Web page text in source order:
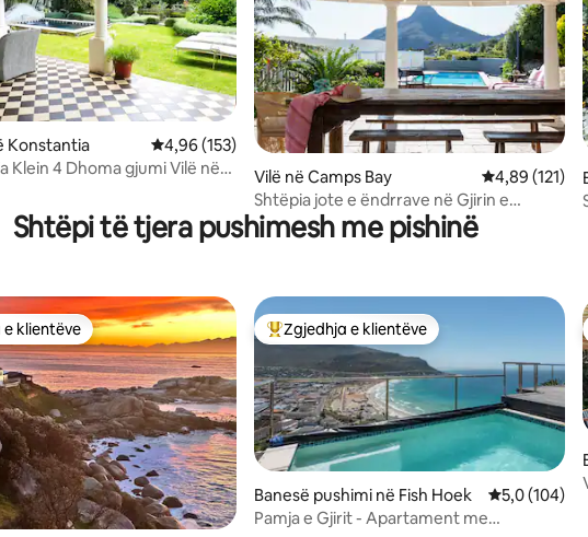
5, 578 vlerësime
Konstantia Vlerësimi mesatar 4,96 nga 5, 153 vlerësime
4,96 (153)
Klein 4 Dhoma gjumi Vilë në
Vilë në Camps Bay Vlerësimi
4,89 (121)
Shtëpia jote e ëndrrave në Gjirin e
Kampeve me diell
Shtëpi të tjera pushimesh me pishinë
5, 161 vlerësime
klientëve
klientëve Më të mirat e zgjedhjeve të klientëve
Zgjedhja e klientëve
Banesë pushimi në Fish Hoek Vlerësimi
5,0 (104)
Pamja e Gjirit - Apartament me